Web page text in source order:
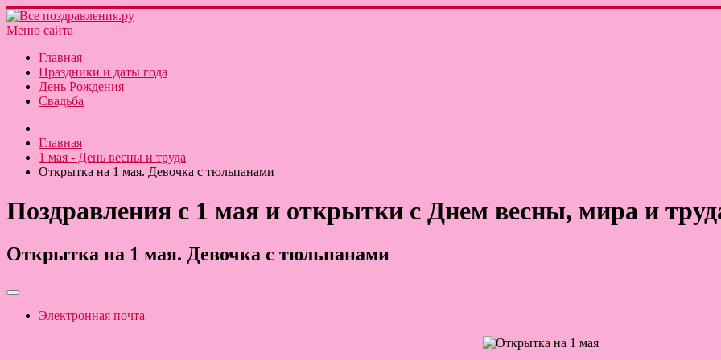
Меню сайта
Главная
Праздники и даты года
День Рождения
Свадьба
Главная
1 мая - День весны и труда
Открытка на 1 мая. Девочка с тюльпанами
Поздравления с 1 мая и открытки с Днем весны, мира и
Открытка на 1 мая. Девочка с тюльпанами
Электронная почта